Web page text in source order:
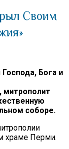
Своим
Бога и
соборе.
храме Перми.